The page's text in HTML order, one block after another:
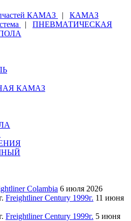
КАМАЗ | КАМАЗ
| ПНЕВМАТИЧЕСКАЯ
КАМАЗ
Colambia 6 июля 2026
Freightliner Century 1999г. 11 июня
Freightliner Century 1999г. 5 июня